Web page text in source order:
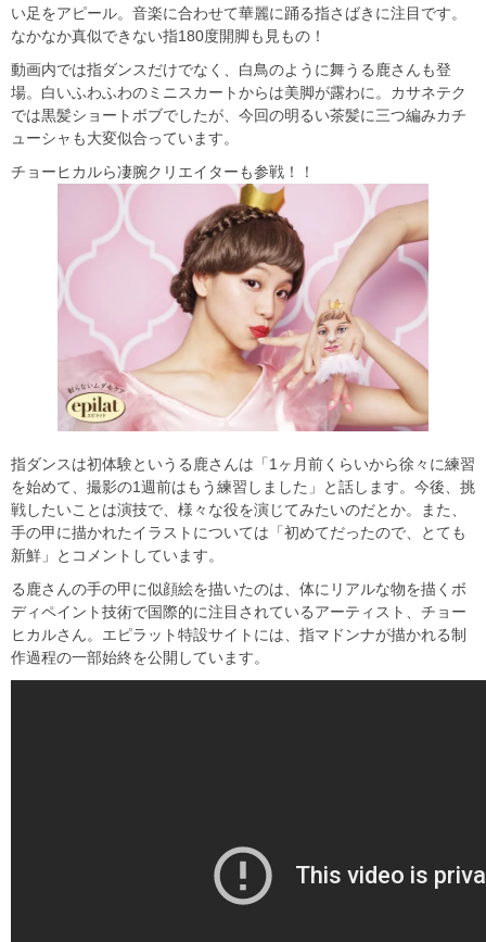
い足をアピール。音楽に合わせて華麗に踊る指さばきに注目です。
なかなか真似できない指180度開脚も見もの！
動画内では指ダンスだけでなく、白鳥のように舞うる鹿さんも登
場。白いふわふわのミニスカートからは美脚が露わに。カサネテク
では黒髪ショートボブでしたが、今回の明るい茶髪に三つ編みカチ
ューシャも大変似合っています。
チョーヒカルら凄腕クリエイターも参戦！！
指ダンスは初体験というる鹿さんは「1ヶ月前くらいから徐々に練習
を始めて、撮影の1週前はもう練習しました」と話します。今後、挑
戦したいことは演技で、様々な役を演じてみたいのだとか。また、
手の甲に描かれたイラストについては「初めてだったので、とても
新鮮」とコメントしています。
る鹿さんの手の甲に似顔絵を描いたのは、体にリアルな物を描くボ
ディペイント技術で国際的に注目されているアーティスト、チョー
ヒカルさん。エピラット特設サイトには、指マドンナが描かれる制
作過程の一部始終を公開しています。